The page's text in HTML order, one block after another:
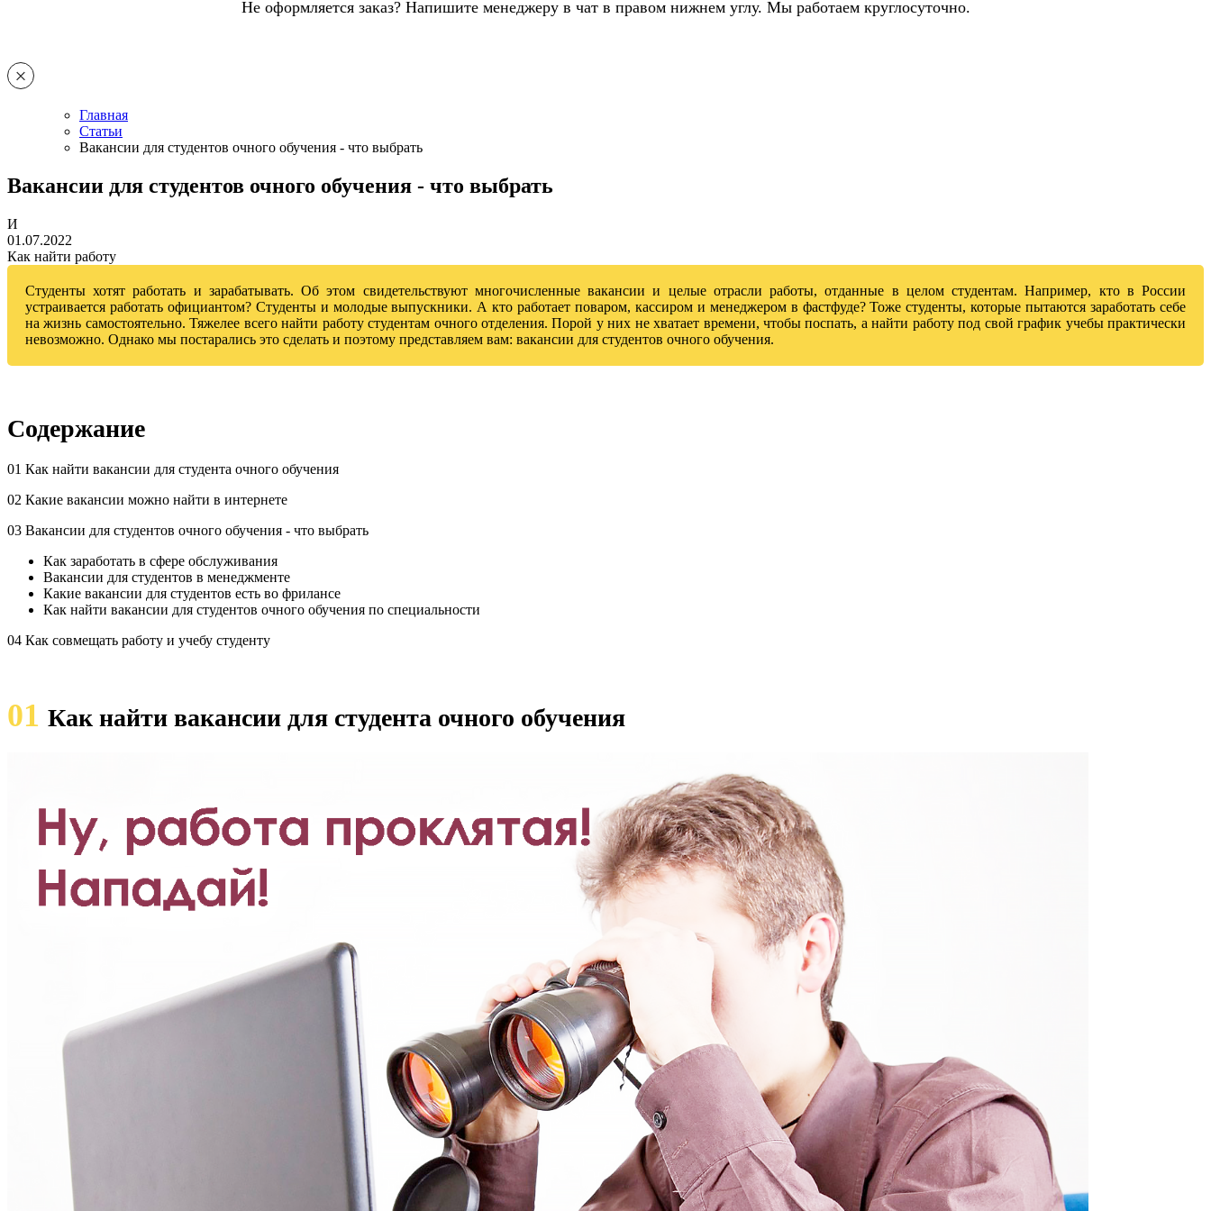
Не оформляется заказ? Напишите менеджеру в чат в правом нижнем углу. Мы работаем круглосуточно.
Главная
Статьи
Вакансии для студентов очного обучения - что выбрать
Вакансии для студентов очного обучения - что выбрать
И
01.07.2022
Как найти работу
Студенты хотят работать и зарабатывать. Об этом свидетельствуют многочисленные вакансии и целые отрасли работы, отданные в целом студентам. Например, кто в России
устраивается работать официантом? Студенты и молодые выпускники. А кто работает поваром, кассиром и менеджером в фастфуде? Тоже студенты, которые пытаются заработать себе
на жизнь самостоятельно. Тяжелее всего найти работу студентам очного отделения. Порой у них не хватает времени, чтобы поспать, а найти работу под свой график учебы практически
невозможно. Однако мы постарались это сделать и поэтому представляем вам: вакансии для студентов очного обучения.
Содержание
01 Как найти вакансии для студента очного обучения
02 Какие вакансии можно найти в интернете
03 Вакансии для студентов очного обучения - что выбрать
Как заработать в сфере обслуживания
Вакансии для студентов в менеджменте
Какие вакансии для студентов есть во фрилансе
Как найти вакансии для студентов очного обучения по специальности
04 Как совмещать работу и учебу студенту
01 Как найти вакансии для студента очного обучения